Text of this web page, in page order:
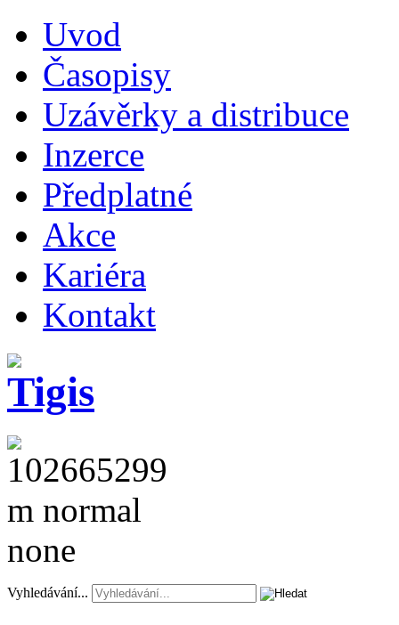
Uvod
Časopisy
Uzávěrky a distribuce
Inzerce
Předplatné
Akce
Kariéra
Kontakt
Vyhledávání...